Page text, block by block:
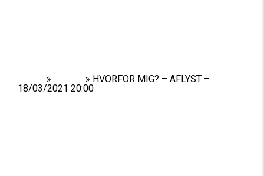
» » HVORFOR MIG? – AFLYST –
18/03/2021 20:00